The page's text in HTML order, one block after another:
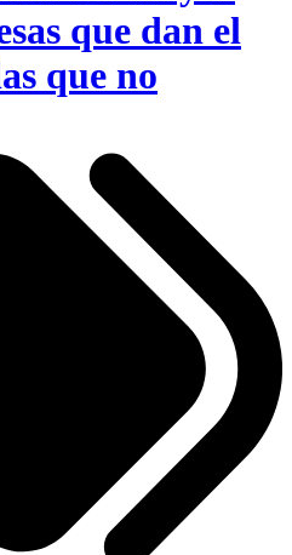
que dan el
que no